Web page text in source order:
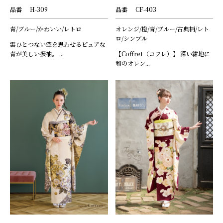
品番 H-309
青/ブルー/かわいい/レトロ
雲ひとつない空を思わせるピュアな
青が美しい振袖。 ...
品番 CF-403
オレンジ/橙/青/ブルー/古典柄/レト
ロ/シンプル
【Coffret（コフレ）】 深い紺地に
和のオレン...